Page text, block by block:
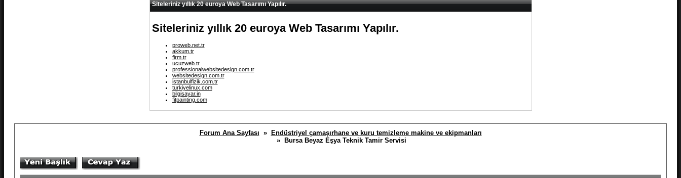
Siteleriniz yıllık 20 euroya Web Tasarımı Yapılır.
Siteleriniz yıllık 20 euroya Web Tasarımı Yapılır.
proweb.net.tr
akkum.tr
firm.tr
ucuzweb.tr
professionalwebsitedesign.com.tr
websitedesign.com.tr
istanbulfizik.com.tr
turkiyelinux.com
bilgisayar.in
fitpainting.com
Forum Ana Sayfası »
Endüstriyel çamaşırhane ve kuru temizleme makine ve ekipmanları
» Bursa Beyaz Eşya Teknik Tamir Servisi